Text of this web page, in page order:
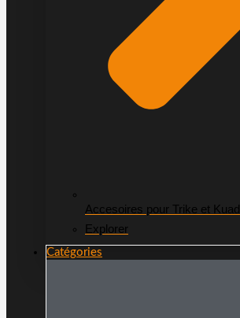
Accesoires pour Trike et Kuad
Explorer
Catégories